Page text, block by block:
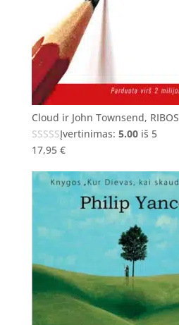
Cloud ir John Townsend, RIBOS
Įvertinimas: 5.00iš 5
17,95 €